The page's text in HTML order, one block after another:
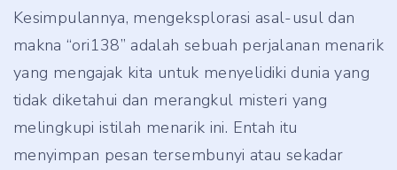
Kesimpulannya, mengeksplorasi asal-usul dan
makna “ori138” adalah sebuah perjalanan menarik
yang mengajak kita untuk menyelidiki dunia yang
tidak diketahui dan merangkul misteri yang
melingkupi istilah menarik ini. Entah itu
menyimpan pesan tersembunyi atau sekadar